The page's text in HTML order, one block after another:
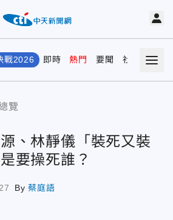
戰2026 即時 熱門 要聞 社會 娛樂
覽
、林靜儀「裝死又裝
要操死誰？
By蔡庭語